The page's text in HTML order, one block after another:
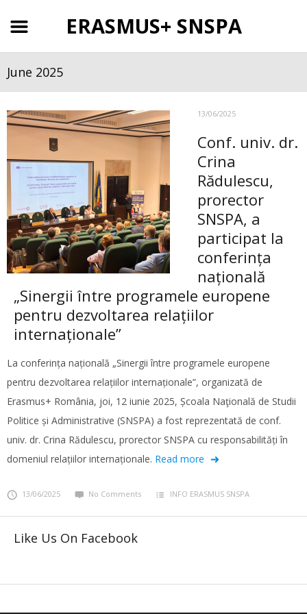
ERASMUS+ SNSPA
June 2025
13/06/2025
Conf. univ. dr.
Crina
Rădulescu,
prorector
SNSPA, a
participat la
conferința
națională
„Sinergii între programele europene
pentru dezvoltarea relațiilor
internaționale”
La conferința națională „Sinergii între programele europene
pentru dezvoltarea relațiilor internaționale”, organizată de
Erasmus+ România, joi, 12 iunie 2025, Școala Naţională de Studii
Politice și Administrative (SNSPA) a fost reprezentată de conf.
univ. dr. Crina Rădulescu, prorector SNSPA cu responsabilități în
domeniul relațiilor internaționale. Read more
13/06/2025 No Comments INFO ERASMUS SNSPA
Like Us On Facebook